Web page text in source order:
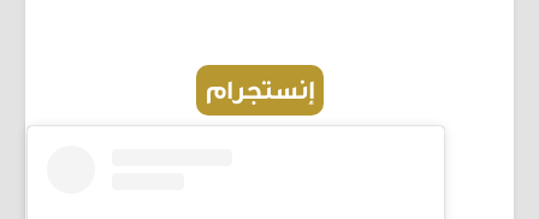
إنستجرام